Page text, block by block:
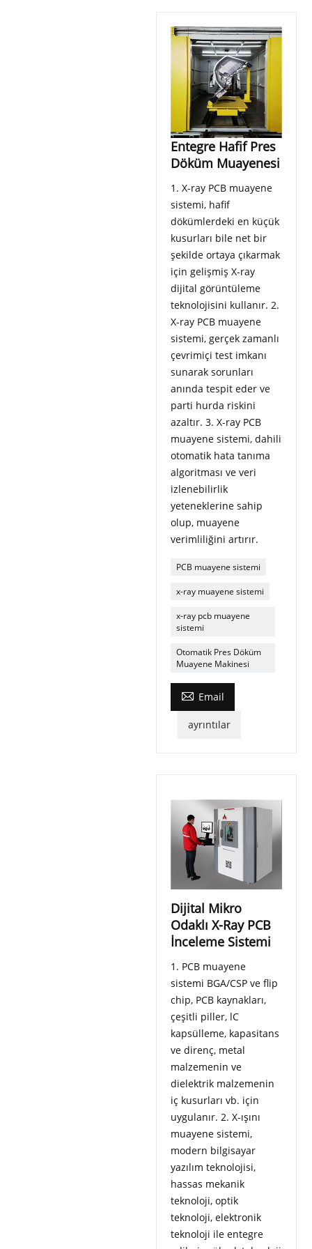
Entegre Hafif Pres
Döküm Muayenesi
1. X-ray PCB muayene
sistemi, hafif
dökümlerdeki en küçük
kusurları bile net bir
şekilde ortaya çıkarmak
için gelişmiş X-ray
dijital görüntüleme
teknolojisini kullanır. 2.
X-ray PCB muayene
sistemi, gerçek zamanlı
çevrimiçi test imkanı
sunarak sorunları
anında tespit eder ve
parti hurda riskini
azaltır. 3. X-ray PCB
muayene sistemi, dahili
otomatik hata tanıma
algoritması ve veri
izlenebilirlik
yeteneklerine sahip
olup, muayene
verimliliğini artırır.
PCB muayene sistemi
x-ray muayene sistemi
x-ray pcb muayene
sistemi
Otomatik Pres Döküm
Muayene Makinesi
 Email
ayrıntılar
Dijital Mikro
Odaklı X-Ray PCB
İnceleme Sistemi
1. PCB muayene
sistemi BGA/CSP ve flip
chip, PCB kaynakları,
çeşitli piller, lC
kapsülleme, kapasitans
ve direnç, metal
malzemenin ve
dielektrik malzemenin
iç kusurları vb. için
uygulanır. 2. X-ışını
muayene sistemi,
modern bilgisayar
yazılım teknolojisi,
hassas mekanik
teknoloji, optik
teknoloji, elektronik
teknoloji ile entegre